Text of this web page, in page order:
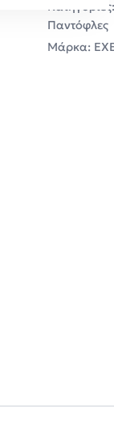
Κατηγορίες:
Παντόφλες
Μάρκα: